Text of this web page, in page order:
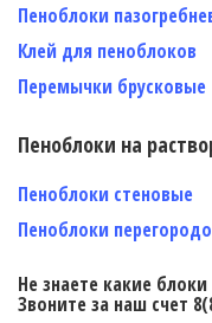
Пеноблоки
Клей для пеноблоков
Перемычки брусковые
Пеноблоки на
Пеноблоки стеновые
Пеноблоки
Не знаете какие
Звоните за наш счет